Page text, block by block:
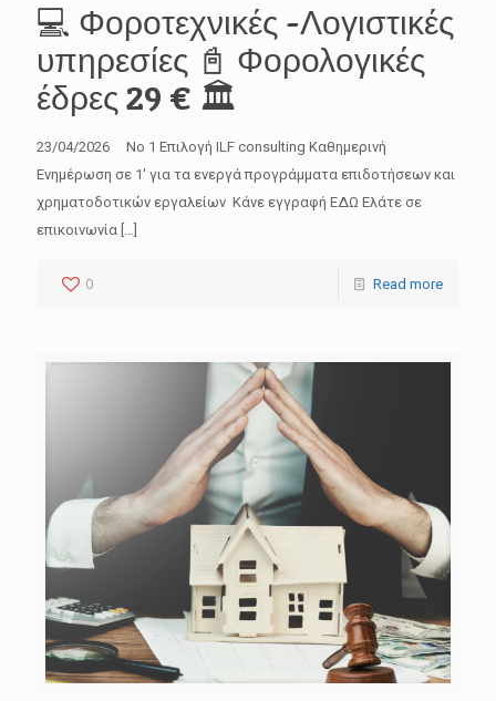
💻 Φοροτεχνικές -Λογιστικές
υπηρεσίες 📓 Φορολογικές
έδρες 29 € 🏛️
23/04/2026 No 1 Επιλογή ILF consulting Καθημερινή
Ενημέρωση σε 1′ για τα ενεργά προγράμματα επιδοτήσεων και
χρηματοδοτικών εργαλείων Κάνε εγγραφή ΕΔΩ Ελάτε σε
επικοινωνία
0 Read more